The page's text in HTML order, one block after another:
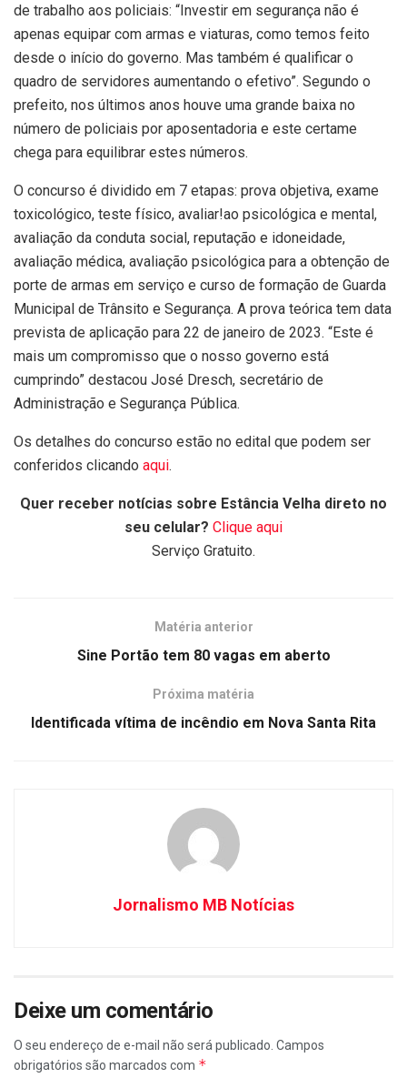
de trabalho aos policiais: “Investir em segurança não é
apenas equipar com armas e viaturas, como temos feito
desde o início do governo. Mas também é qualificar o
quadro de servidores aumentando o efetivo”. Segundo o
prefeito, nos últimos anos houve uma grande baixa no
número de policiais por aposentadoria e este certame
chega para equilibrar estes números.
O concurso é dividido em 7 etapas: prova objetiva, exame
toxicológico, teste físico, avaliar!ao psicológica e mental,
avaliação da conduta social, reputação e idoneidade,
avaliação médica, avaliação psicológica para a obtenção de
porte de armas em serviço e curso de formação de Guarda
Municipal de Trânsito e Segurança. A prova teórica tem data
prevista de aplicação para 22 de janeiro de 2023. “Este é
mais um compromisso que o nosso governo está
cumprindo” destacou José Dresch, secretário de
Administração e Segurança Pública.
Os detalhes do concurso estão no edital que podem ser
conferidos clicando aqui.
Quer receber notícias sobre Estância Velha direto no
seu celular? Clique aqui
Serviço Gratuito.
Matéria anterior
Sine Portão tem 80 vagas em aberto
Próxima matéria
Identificada vítima de incêndio em Nova Santa Rita
Jornalismo MB Notícias
Deixe um comentário
O seu endereço de e-mail não será publicado. Campos
obrigatórios são marcados com *